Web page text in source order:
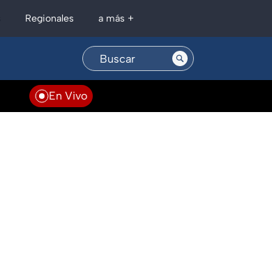
Regionales a más +
En Vivo